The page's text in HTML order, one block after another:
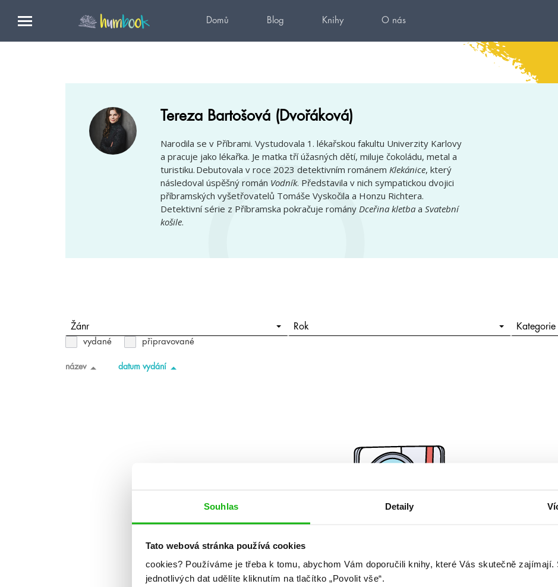
Souhlas Detaily
Tato webová stránka používá cookies
cookies? Používáme je třeba k tomu, abychom Vám doporučili knihy, které Vás skutečně zajímají.
jednotlivých dat udělíte kliknutím na tlačítko „Povolit vše“.
Domů Blog Knihy O nás
Tereza Bartošová (Dvořáková)
Narodila se v Příbrami. Vystudovala 1. lékařskou fakultu Univerzity Karlovy
a pracuje jako lékařka. Je matka tří úžasných dětí, miluje čokoládu, metal a
turistiku. Debutovala v roce 2023 detektivním románem Klekánice, který
následoval úspěšný román Vodník. Představila v nich sympatickou dvojici
příbramských vyšetřovatelů Tomáše Vyskočila a Honzu Richtera.
Detektivní série z Příbramska pokračuje romány Dceřina kletbaa Svatební
košile.
Žánr Rok Kategorie
vydané připravované
název datum vydání
Žádné knihy nenalezeny.